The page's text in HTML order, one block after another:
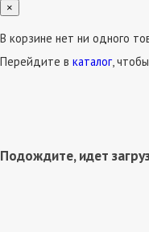
×
В корзине нет ни одного
Перейдите в каталог,
Подождите, идет